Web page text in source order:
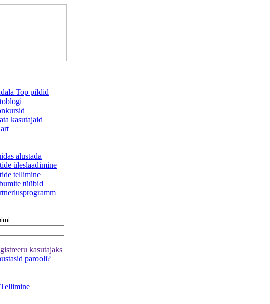
Top pildid
kasutajaid
alustada
üleslaadimine
tellimine
tüübid
kasutajaks
parooli?
Tellimine